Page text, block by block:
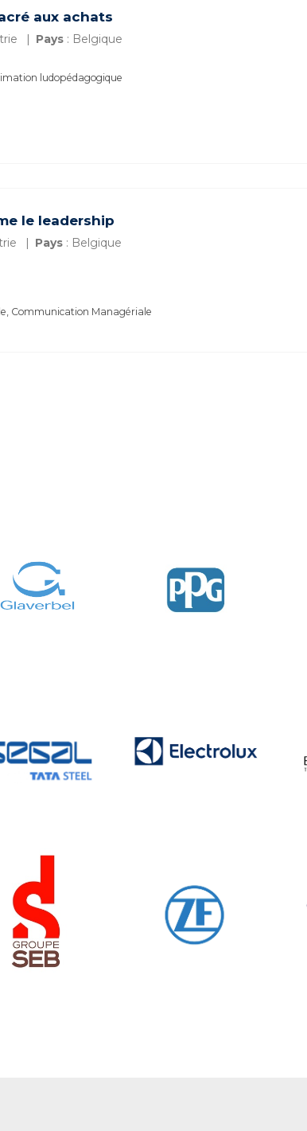
aux achats
Pays : Belgique
ludopédagogique
le leadership
Pays : Belgique
Communication Managériale